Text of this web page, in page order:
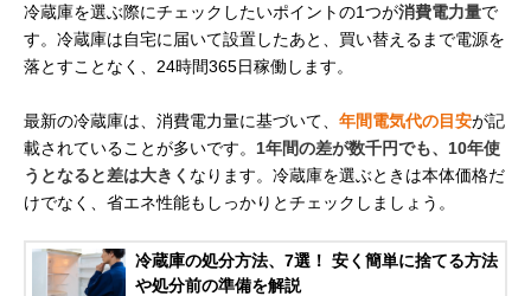
冷蔵庫を選ぶ際にチェックしたいポイントの1つが消費電力量で
す。冷蔵庫は自宅に届いて設置したあと、買い替えるまで電源を
落とすことなく、24時間365日稼働します。
最新の冷蔵庫は、消費電力量に基づいて、 年間電気代の目安が記
載されていることが多いです。 1年間の差が数千円でも、10年使
うとなると差は大きく なります。冷蔵庫を選ぶときは本体価格だ
けでなく、省エネ性能もしっかりとチェックしましょう。
冷蔵庫の処分方法、7選！ 安く簡単に捨てる方法
や処分前の準備を解説